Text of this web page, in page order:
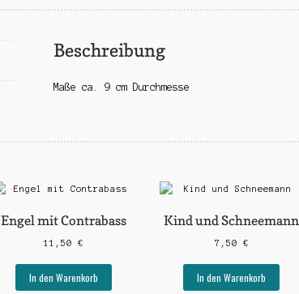
Beschreibung
Maße ca. 9 cm Durchmesse
Engel mit Contrabass
11,50€
In den Warenkorb
Kind und Schneemann
7,50 €
In den Warenkorb